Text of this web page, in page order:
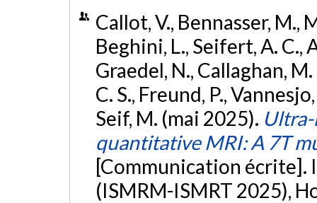
Callot, V., Bennasser, M.,
Beghini, L., Seifert, A. C.,
Graedel, N., Callaghan,
C. S., Freund, P.,
Seif, M. (mai 2025).
quantitative MRI: A 7T
[Communication écrite].
(ISMRM-ISMRT 2025),